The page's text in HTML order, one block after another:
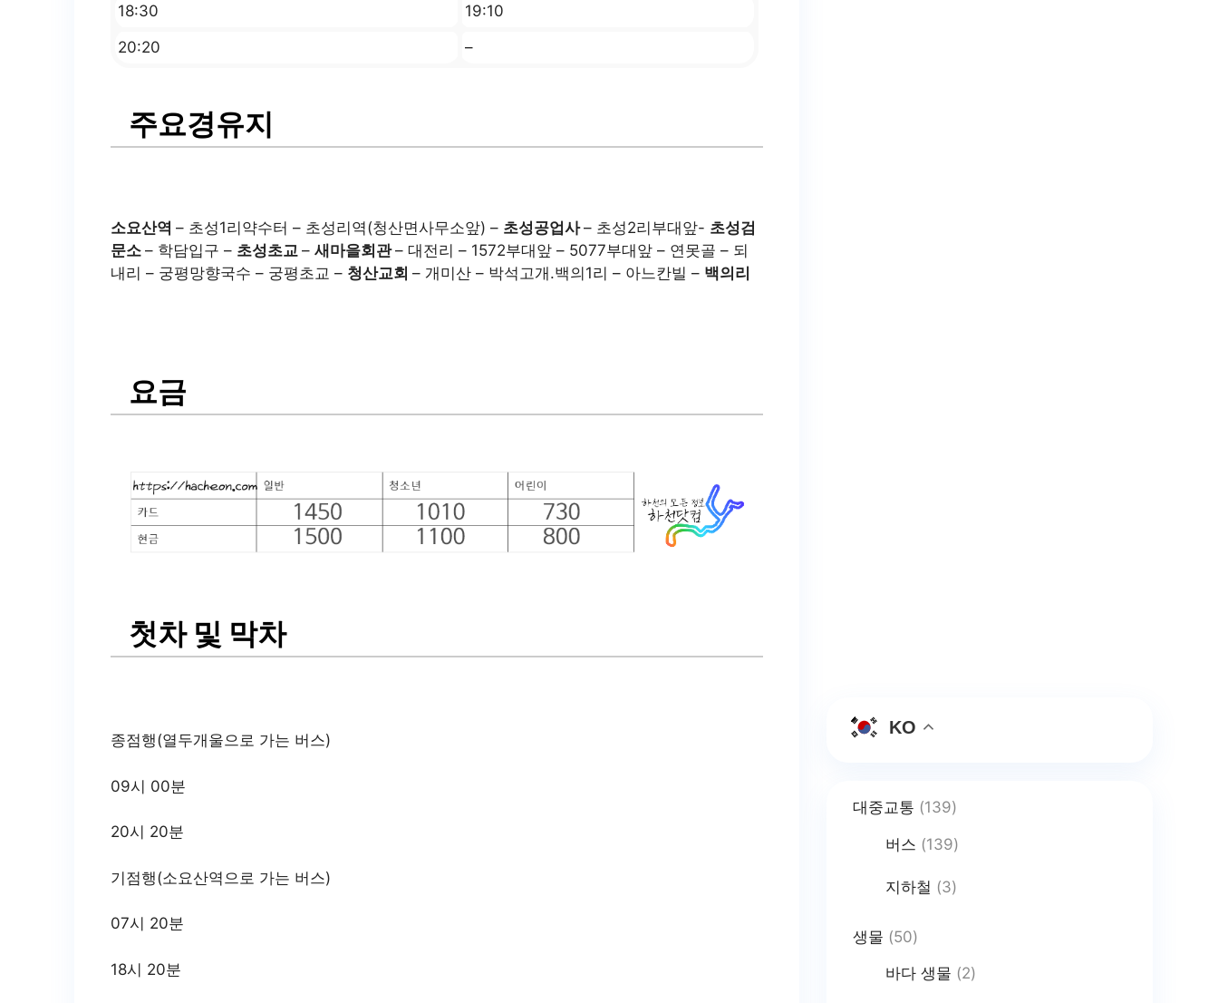
18:30
19:10
20:20
–
주요경유지
소요산역 – 초성1리약수터 – 초성리역(청산면사무소앞) – 초성공업사– 초성2리부대앞- 초성검
문소 – 학담입구 – 초성초교 – 새마을회관– 대전리 – 1572부대앞 – 5077부대앞 – 연못골 – 되
내리 – 궁평망향국수 – 궁평초교 – 청산교회 – 개미산 – 박석고개.백의1리 – 아느칸빌 – 백의리
요금
첫차 및 막차
종점행(열두개울으로 가는 버스)
09시 00분
20시 20분
기점행(소요산역으로 가는 버스)
07시 20분
18시 20분
KO
대중교통 (139)
버스 (139)
지하철 (3)
생물 (50)
바다 생물 (2)